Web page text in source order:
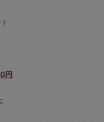
！
円